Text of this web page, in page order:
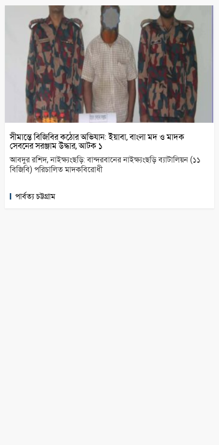
সীমান্তে বিজিবির কঠোর অভিযান: ইয়াবা, বাংলা মদ ও মাদক
সেবনের সরঞ্জাম উদ্ধার, আটক ১
আবদুর রশিদ, নাইক্ষ্যংছড়ি: বান্দরবানের নাইক্ষ্যংছড়ি ব্যাটালিয়ন (১১
বিজিবি) পরিচালিত মাদকবিরোধী
পার্বত্য চট্টগ্রাম